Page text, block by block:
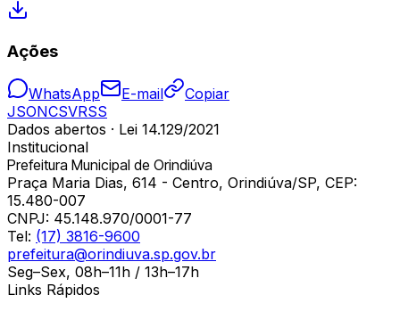
Ações
WhatsApp E-mail
Copiar
JSONCSVRSS
Dados abertos · Lei 14.129/2021
Institucional
Prefeitura Municipal de Orindiúva
Praça Maria Dias, 614 - Centro, Orindiúva/SP, CEP:
15.480-007
CNPJ: 45.148.970/0001-77
Tel: (17) 3816-9600
prefeitura@orindiuva.sp.gov.br
Seg–Sex, 08h–11h / 13h–17h
Links Rápidos